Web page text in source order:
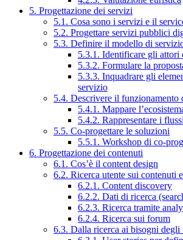
5. Progettazione dei servizi
5.1. Cosa sono i servizi e il
5.2. Progettare servizi pubblici
5.3. Definire il modello di
5.3.1. Identificare gli attori
5.3.2. Formulare la
5.3.3. Inquadrare gli
servizio
5.4. Descrivere il funzionamento
5.4.1. Mappare
5.4.2. Rappresentare i
5.5. Co-progettare le soluzioni
5.5.1. Workshop di co-
6. Progettazione dei contenuti
6.1. Cos’è il content design
6.2. Ricerca utente sui contenuti
6.2.1. Content discovery
6.2.2. Dati di ricerca
6.2.3. Ricerca tramite
6.2.4. Ricerca sui forum
6.3. Dalla ricerca ai bisogni degli